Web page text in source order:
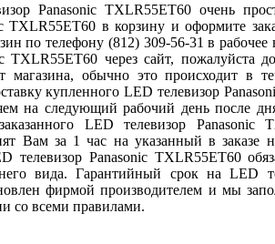
Panasonic TXLR55ET60 очень
TXLR55ET60 в корзину и оформите
по телефону (812) 309-56-31 в рабочее
TXLR55ET60 через сайт, пожалуйста
магазина, обычно это происходит в
купленного LED телевизор
на следующий рабочий день после
LED телевизор Panasonic
Вам за 1 час на указанный в заказе
телевизор Panasonic TXLR55ET60
вида. Гарантийный срок на LED
фирмой производителем и мы
со всеми правилами.